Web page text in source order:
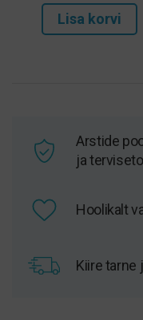
hind
hind
Lisa korvi
Arstide
ja
Hoolikalt
Kiire tarne